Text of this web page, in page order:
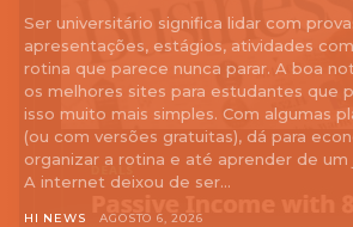
Ser universitário significa lidar com
apresentações, estágios, atividades
rotina que parece nunca parar. A boa
os melhores sites para estudantes que
isso muito mais simples. Com algumas
(ou com versões gratuitas), dá para
organizar a rotina e até aprender de
A internet deixou de ser...
HI NEWS AGOSTO 6, 2026